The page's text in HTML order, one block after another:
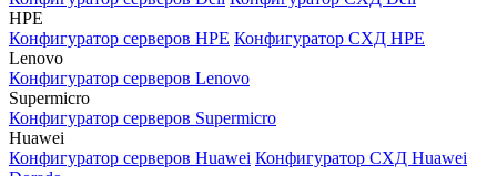
HPE
Конфигуратор серверов HPE Конфигуратор СХД HPE
Lenovo
Конфигуратор серверов Lenovo
Supermicro
Конфигуратор серверов Supermicro
Huawei
Конфигуратор серверов Huawei Конфигуратор СХД Huawei